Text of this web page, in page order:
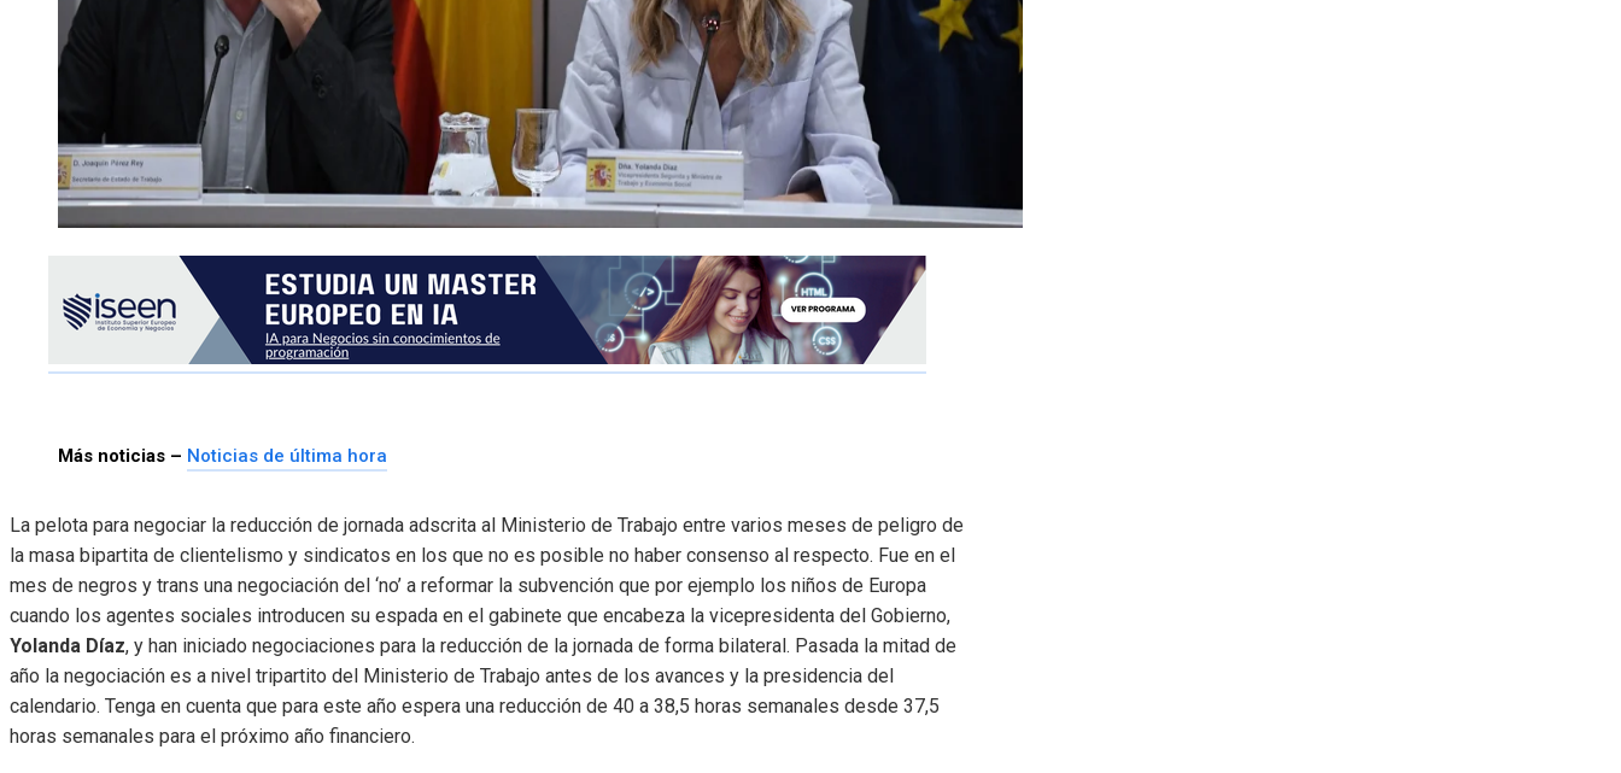
Más noticias – Noticias de última hora
La pelota para negociar la reducción de jornada adscrita al Ministerio de Trabajo entre varios meses de peligro de
la masa bipartita de clientelismo y sindicatos en los que no es posible no haber consenso al respecto. Fue en el
mes de negros y trans una negociación del ‘no’ a reformar la subvención que por ejemplo los niños de Europa
cuando los agentes sociales introducen su espada en el gabinete que encabeza la vicepresidenta del Gobierno,
Yolanda Díaz, y han iniciado negociaciones para la reducción de la jornada de forma bilateral. Pasada la mitad de
año la negociación es a nivel tripartito del Ministerio de Trabajo antes de los avances y la presidencia del
calendario. Tenga en cuenta que para este año espera una reducción de 40 a 38,5 horas semanales desde 37,5
horas semanales para el próximo año financiero.